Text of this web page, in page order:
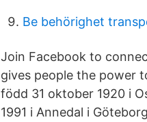
Be behörighet
Join Facebook to
gives people the power
född 31 oktober 1920 i
1991 i Annedal i